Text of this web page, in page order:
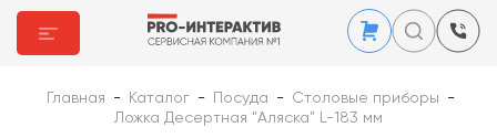
Главная - Каталог - Посуда - Столовые приборы
-
Ложка Десертная "Аляска" L-183 мм